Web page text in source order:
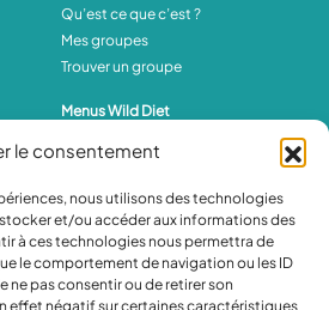
le consentement
nous utilisons des technologies
et/ou accéder aux informations des
à ces technologies nous permettra de
le comportement de navigation ou les ID
ne pas consentir ou de retirer son
effet négatif sur certaines caractéristiques
Qu’est ce que c’est ?
Mes groupes
Trouver un groupe
Menus Wild Diet
Pour Chat
Livraison
Chronofresh
Réfrigérée
Click & Collect